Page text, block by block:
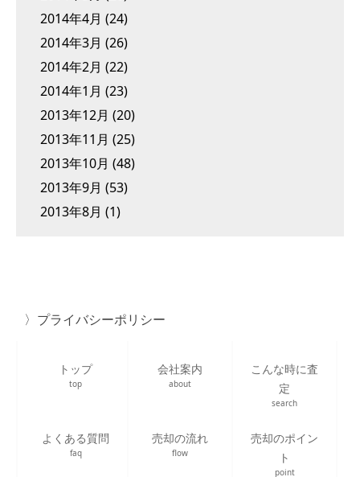
2014年4月 (24)
2014年3月 (26)
2014年2月 (22)
2014年1月 (23)
2013年12月 (20)
2013年11月 (25)
2013年10月 (48)
2013年9月 (53)
2013年8月 (1)
プライバシーポリシー
トップ
top
会社案内
about
こんな時に査
定
search
よくある質問
faq
売却の流れ
flow
売却のポイン
ト
point